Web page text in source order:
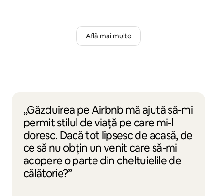
Află mai multe
„Găzduirea pe Airbnb mă ajută să-mi
permit stilul de viață pe care mi-l
doresc. Dacă tot lipsesc de acasă, de
ce să nu obțin un venit care să-mi
acopere o parte din cheltuielile de
călătorie?”